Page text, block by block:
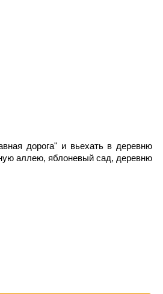
дорога" и вьехать в деревню
аллею, яблоневый сад, деревню